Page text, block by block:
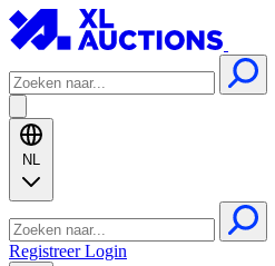
NL
RegistreerLogin